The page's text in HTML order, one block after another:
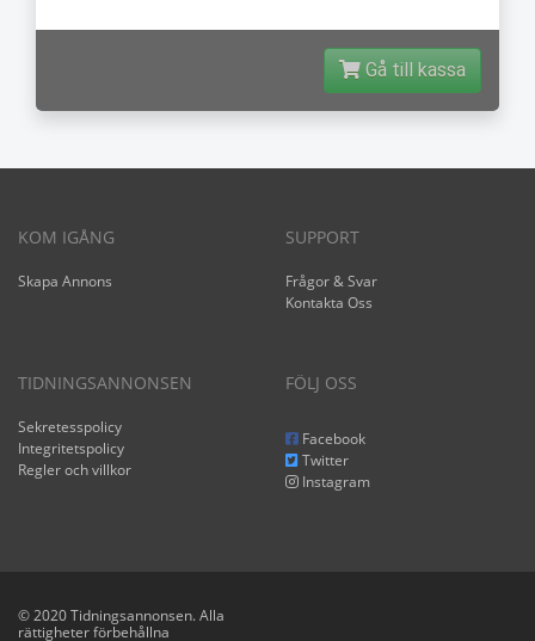
Gå till kassa
KOM IGÅNG
Skapa Annons
SUPPORT
Frågor & Svar
Kontakta Oss
TIDNINGSANNONSEN
Sekretesspolicy
Integritetspolicy
Regler och villkor
FÖLJ OSS
Facebook
Twitter
Instagram
© 2020 Tidningsannonsen. Alla
rättigheter förbehållna